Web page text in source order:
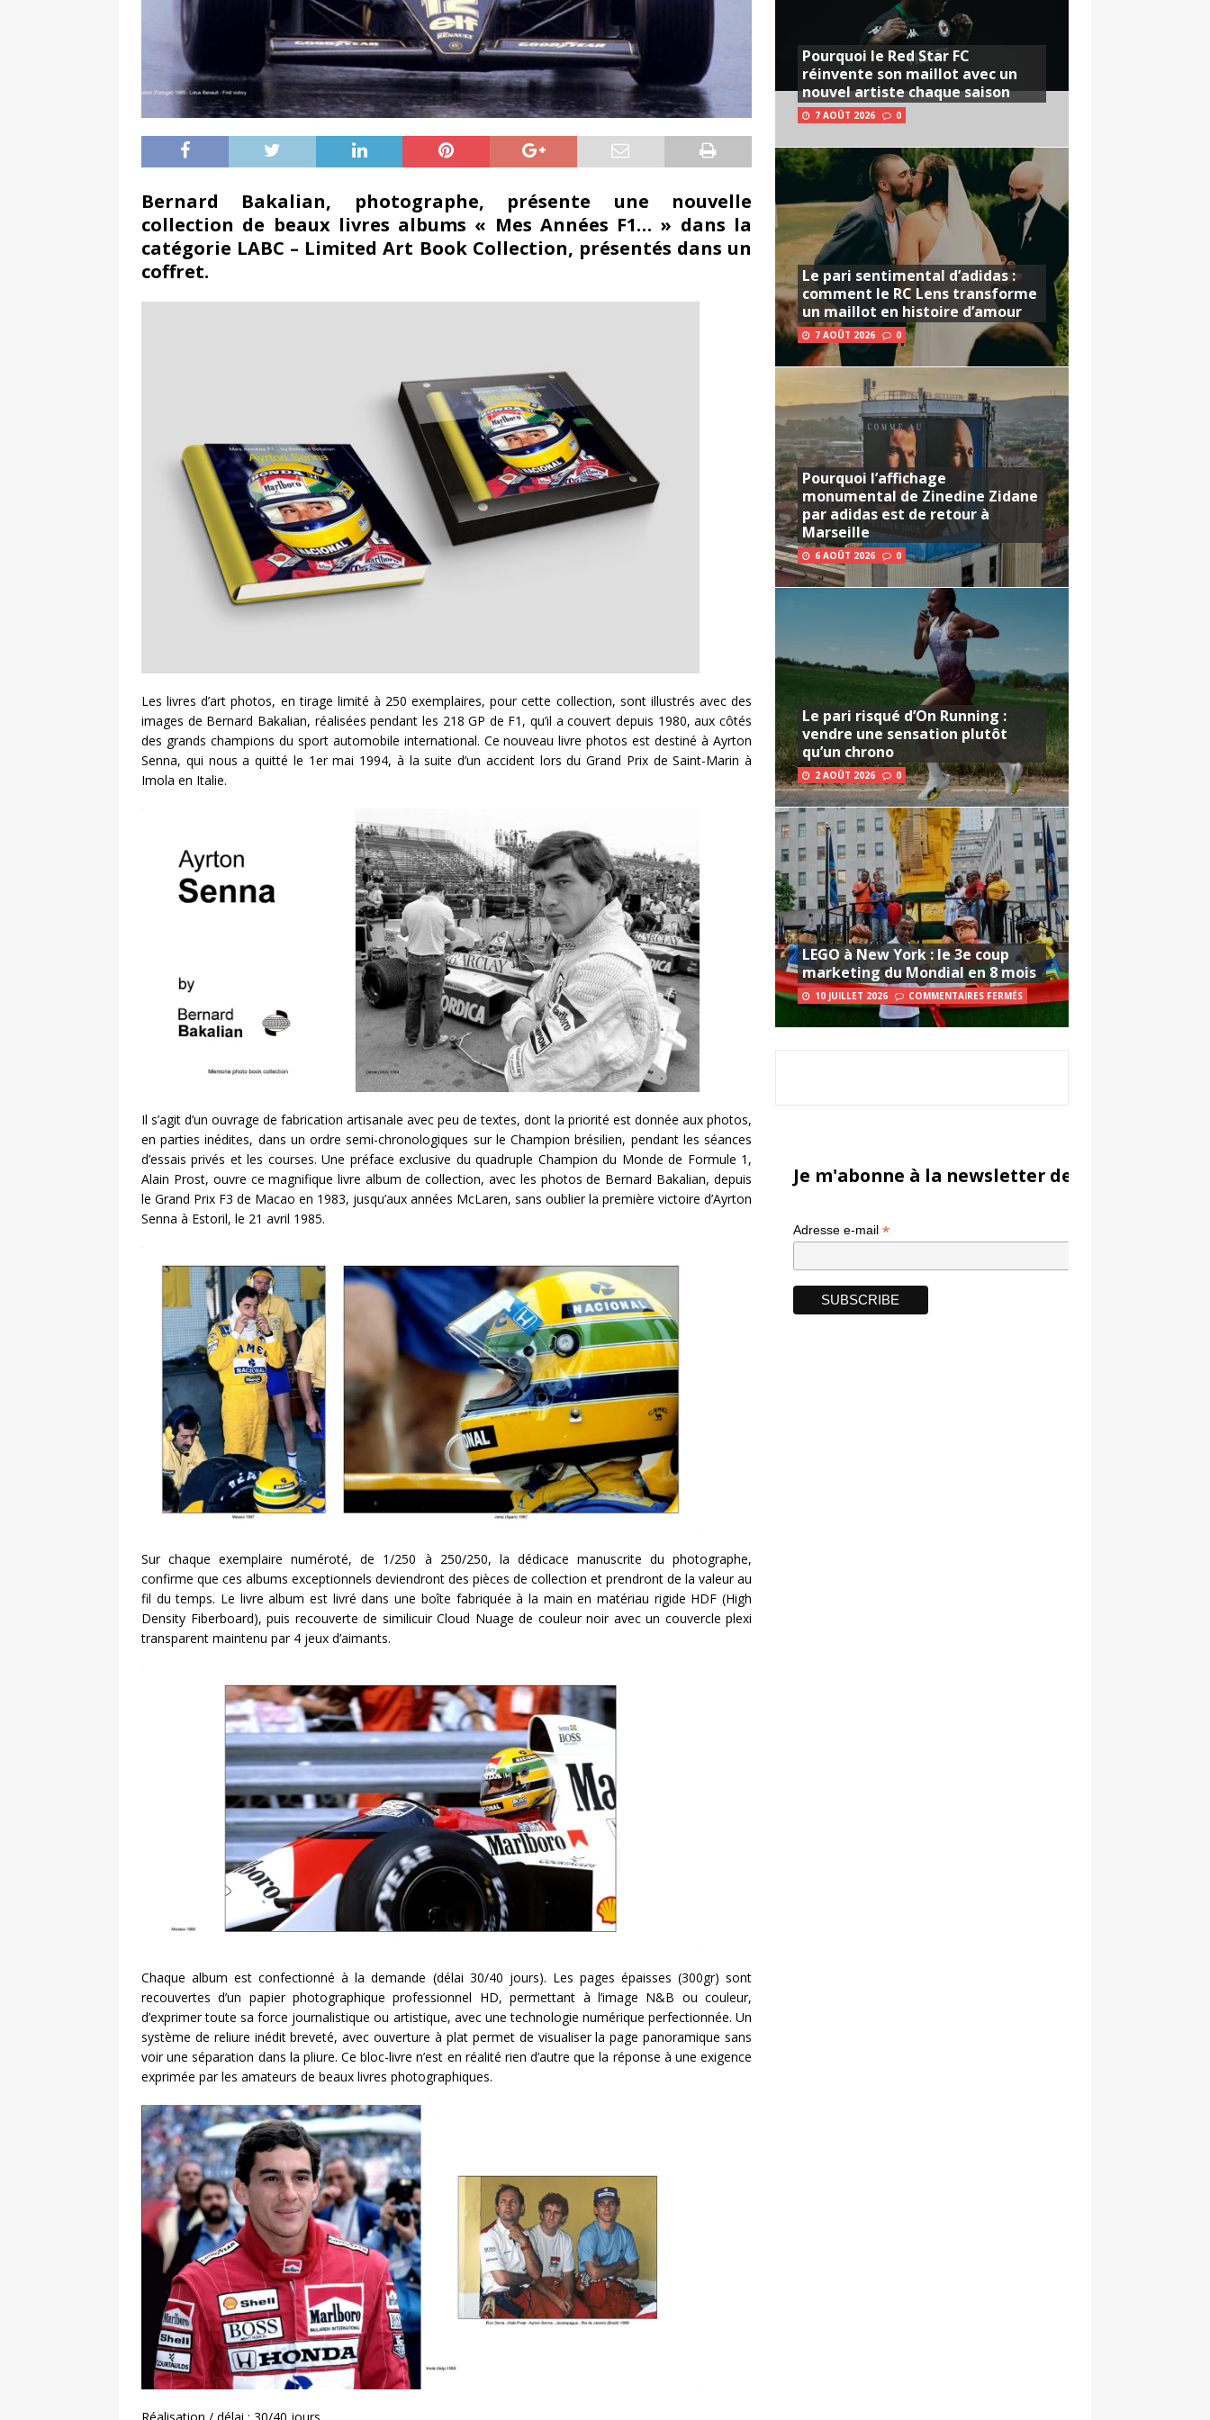
Bernard Bakalian, photographe, présente une nouvelle
collection de beaux livres albums « Mes Années F1… » dans la
catégorie LABC – Limited Art Book Collection, présentés dans un
coffret.
Les livres d’art photos, en tirage limité à 250 exemplaires, pour cette collection, sont illustrés avec des
images de Bernard Bakalian, réalisées pendant les 218 GP de F1, qu’il a couvert depuis 1980, aux côtés
des grands champions du sport automobile international. Ce nouveau livre photos est destiné à Ayrton
Senna, qui nous a quitté le 1er mai 1994, à la suite d’un accident lors du Grand Prix de Saint-Marin à
Imola en Italie.
Il s’agit d’un ouvrage de fabrication artisanale avec peu de textes, dont la priorité est donnée aux photos,
en parties inédites, dans un ordre semi-chronologiques sur le Champion brésilien, pendant les séances
d’essais privés et les courses. Une préface exclusive du quadruple Champion du Monde de Formule 1,
Alain Prost, ouvre ce magnifique livre album de collection, avec les photos de Bernard Bakalian, depuis
le Grand Prix F3 de Macao en 1983, jusqu’aux années McLaren, sans oublier la première victoire d’Ayrton
Senna à Estoril, le 21 avril 1985.
Sur chaque exemplaire numéroté, de 1/250 à 250/250, la dédicace manuscrite du photographe,
confirme que ces albums exceptionnels deviendront des pièces de collection et prendront de la valeur au
fil du temps. Le livre album est livré dans une boîte fabriquée à la main en matériau rigide HDF (High
Density Fiberboard), puis recouverte de similicuir Cloud Nuage de couleur noir avec un couvercle plexi
transparent maintenu par 4 jeux d’aimants.
Chaque album est confectionné à la demande (délai 30/40 jours). Les pages épaisses (300gr) sont
recouvertes d’un papier photographique professionnel HD, permettant à l’image N&B ou couleur,
d’exprimer toute sa force journalistique ou artistique, avec une technologie numérique perfectionnée. Un
système de reliure inédit breveté, avec ouverture à plat permet de visualiser la page panoramique sans
voir une séparation dans la pliure. Ce bloc-livre n’est en réalité rien d’autre que la réponse à une exigence
exprimée par les amateurs de beaux livres photographiques.
Pourquoi le Red Star FC
réinvente son maillot avec un
nouvel artiste chaque saison
7 AOÛT 2026 0
Le pari sentimental d’adidas :
comment le RC Lens transforme
un maillot en histoire d’amour
7 AOÛT 2026 0
Pourquoi l’affichage
monumental de Zinedine Zidane
par adidas est de retour à
Marseille
6 AOÛT 2026 0
Le pari risqué d’On Running :
vendre une sensation plutôt
qu’un chrono
2 AOÛT 2026 0
LEGO à New York : le 3e coup
marketing du Mondial en 8 mois
10 JUILLET 2026 COMMENTAIRES FERMÉS
Je m'abonne à la newsletter de
Adresse e-mail *